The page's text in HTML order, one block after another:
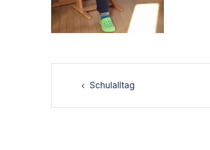
navigation
Schulalltag